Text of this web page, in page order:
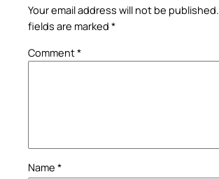
Your email address will not be published.
fields are marked *
Comment*
Name *